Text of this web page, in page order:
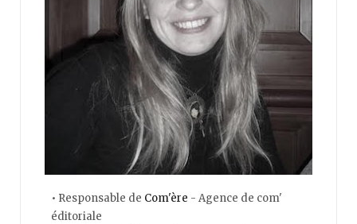
• Responsable de Com'ère - Agence de com'
éditoriale